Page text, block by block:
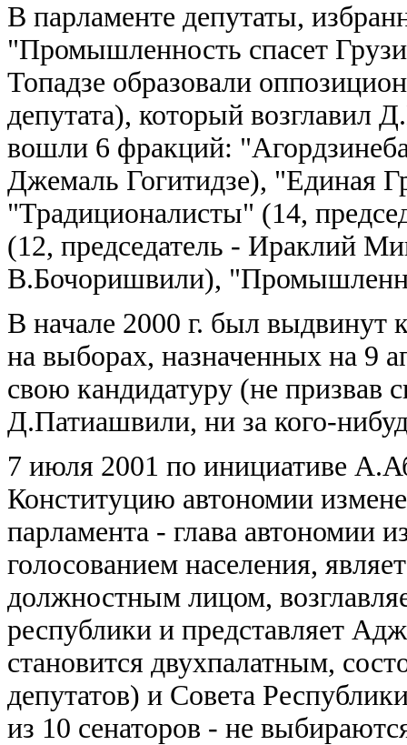
В парламенте депутаты,
"Промышленность спасет
Топадзе образовали
депутата), который
вошли 6 фракций:
Джемаль Гогитидзе), "Единая
"Традиционалисты" (14,
(12, председатель - Ираклий
В.Бочоришвили),
В начале 2000 г. был выдвинут
на выборах, назначенных на 9
свою кандидатуру (не призвав
Д.Патиашвили, ни за кого-
7 июля 2001 по инициативе
Конституцию автономии
парламента - глава автономии
голосованием населения,
должностным лицом,
республики и представляет
становится двухпалатным,
депутатов) и Совета
из 10 сенаторов - не